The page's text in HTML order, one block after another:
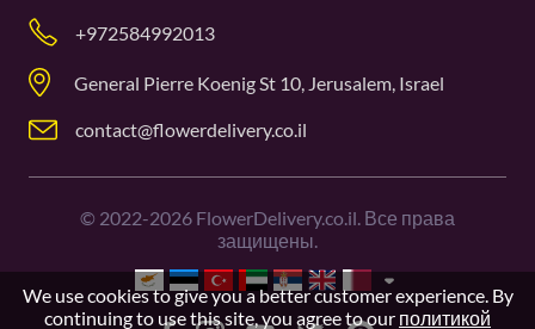
+972584992013
General Pierre Koenig St 10, Jerusalem, Israel
contact@flowerdelivery.co.il
© 2022-2026 FlowerDelivery.co.il. Все права
защищены.
We use cookies to give you a better customer experience. By
continuing to use this site, you agree to our политикой